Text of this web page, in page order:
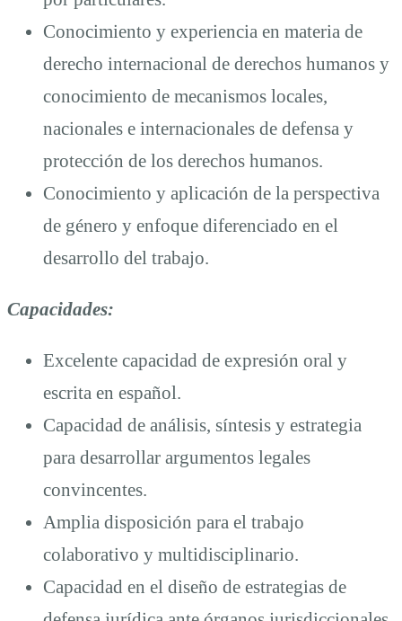
Conocimiento y experiencia en materia de
derecho internacional de derechos humanos y
conocimiento de mecanismos locales,
nacionales e internacionales de defensa y
protección de los derechos humanos.
Conocimiento y aplicación de la perspectiva
de género y enfoque diferenciado en el
desarrollo del trabajo.
Capacidades:
Excelente capacidad de expresión oral y
escrita en español.
Capacidad de análisis, síntesis y estrategia
para desarrollar argumentos legales
convincentes.
Amplia disposición para el trabajo
colaborativo y multidisciplinario.
Capacidad en el diseño de estrategias de